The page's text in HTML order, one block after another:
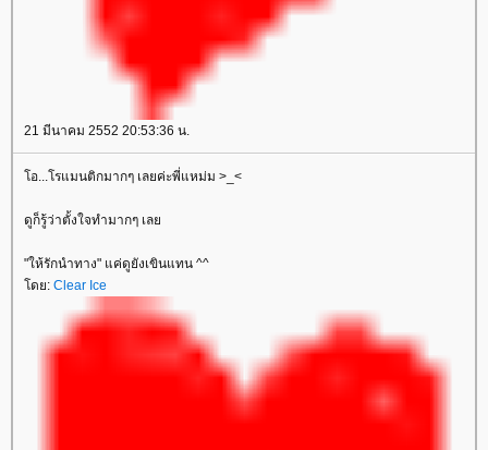
21 มีนาคม 2552 20:53:36 น.
อ...โรแมนติกมากๆ เลยค่ะพี่แหม่ม >_<
ดูก็รู้ว่าตั้งใจทำมากๆ เล
"ให้รักนำทาง" แค่ดูยังเขินแทน ^^
ดย: Clear Ice